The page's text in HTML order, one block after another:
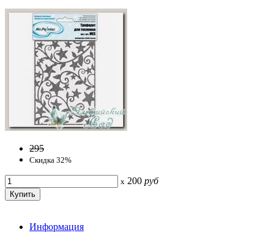
295
Скидка 32%
x 200 руб
Информация